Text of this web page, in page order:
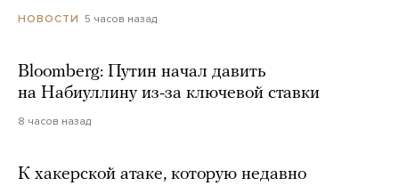
НОВОСТИ 5 часов назад
Bloomberg: Путин начал давить
на Набиуллину из-за ключевой ставки
8 часов назад
К хакерской атаке, которую недавно